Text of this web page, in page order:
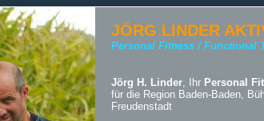
JÖRG LINDER
Personal Fitness / Functional
Jörg H. Linder, Ihr Personal
für die Region Baden-Baden,
Freudenstadt